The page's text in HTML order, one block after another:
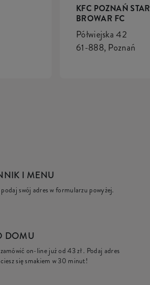
KFC POZNAŃ
BROWAR FC
Półwiejska 42
61-888, Poznań
I MENU
swój adres w formularzu powyżej.
DOMU
on-line już od43 zł. Podaj adres
się smakiem w 30 minut!